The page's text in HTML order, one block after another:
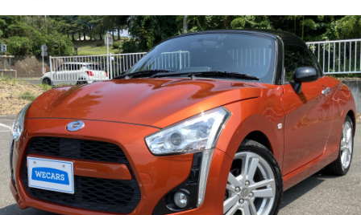
車検見積
車検サービス トップ
車検料金・メニュー
品質管理とサポート体制
オイル交換・点検・整備予約
お役立ち情報
お問い合わせ